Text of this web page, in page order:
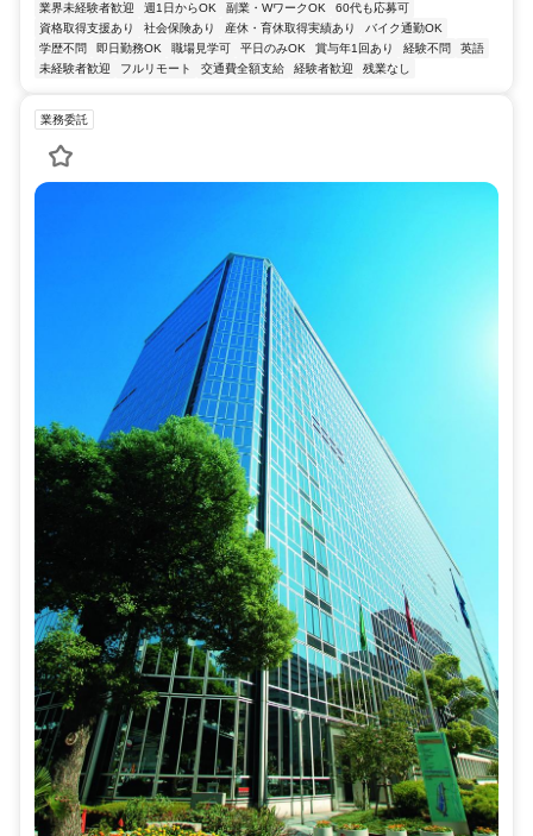
業界未経験者歓迎 週1日からOK 副業・WワークOK
60代も応募可
資格取得支援あり
社会保険あり 産休・育休取得実績あり
バイク通勤OK
学歴不問
即日勤務OK 職場見学可 平日のみOK 賞与年1回あり 経験不問
英語
未経験者歓迎
フルリモート 交通費全額支給 経験者歓迎 残業なし
業務委託